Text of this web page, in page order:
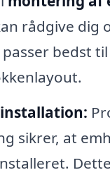
rådgive dig
bedst
sikrer, at